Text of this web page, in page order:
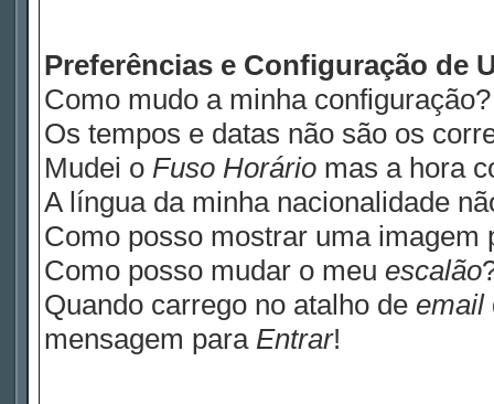
Preferências e Configuração de
Como mudo a minha configuração?
Os tempos e datas não são os
Mudei o Fuso Horário mas a hora
A língua da minha nacionalidade
Como posso mostrar uma
Como posso mudar o meu escalão
Quando carrego no atalho de email
mensagem para Entrar!